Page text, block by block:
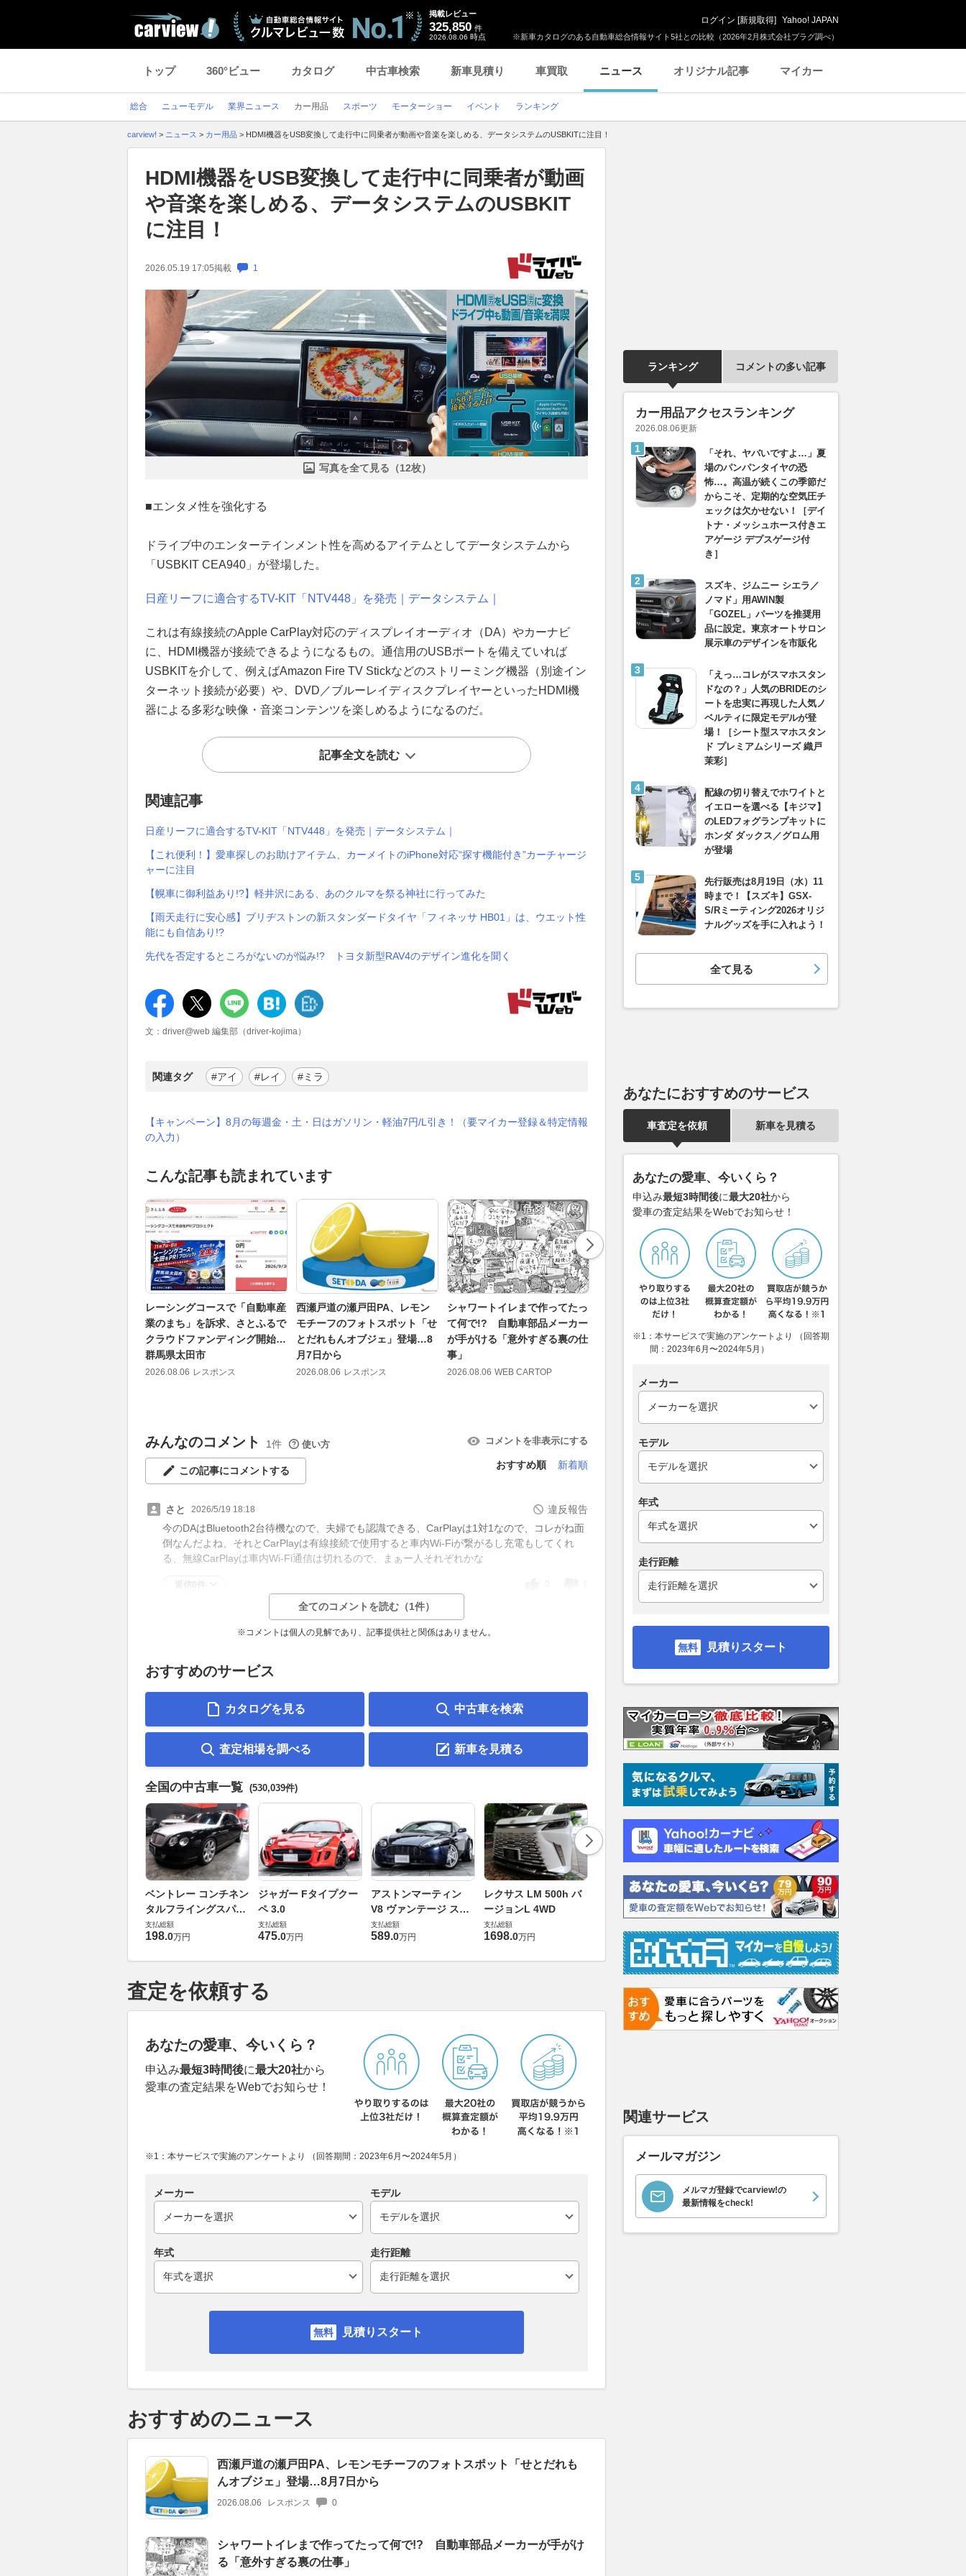
※新車カタログのある自動車総合情報サイト5社との比較（2026年2月株式会社プラグ調べ）
掲載レビュー
325,850 件
2026.08.06 時点
ログイン [新規取得] Yahoo! JAPAN
トップ 360°ビュー カタログ 中古車検索 新車見積り 車買取 ニュース オリジナル記事 マイカー
総合 ニューモデル 業界ニュース カー用品 スポーツ モーターショー イベント ランキング
carview! > ニュース > カー用品 > HDMI機器をUSB変換して走行中に同乗者が動画や音楽を楽しめる、データシステムのUSBKITに注目！
HDMI機器をUSB変換して走行中に同乗者が動画
や音楽を楽しめる、データシステムのUSBKIT
に注目！
2026.05.19 17:05掲載 1
写真を全て見る（12枚）
■エンタメ性を強化する
ドライブ中のエンターテインメント性を高めるアイテムとしてデータシステムから
「USBKIT CEA940」が登場した。
日産リーフに適合するTV-KIT「NTV448」を発売｜データシステム｜
これは有線接続のApple CarPlay対応のディスプレイオーディオ（DA）やカーナビ
に、HDMI機器が接続できるようになるもの。通信用のUSBポートを備えていれば
USBKITを介して、例えばAmazon Fire TV Stickなどのストリーミング機器（別途イン
ターネット接続が必要）や、DVD／ブルーレイディスクプレイヤーといったHDMI機
器による多彩な映像・音楽コンテンツを楽しめるようになるのだ。
記事全文を読む
関連記事
日産リーフに適合するTV-KIT「NTV448」を発売｜データシステム｜
【これ便利！】愛車探しのお助けアイテム、カーメイトのiPhone対応“探す機能付き”カーチャージ
ャーに注目
【幌車に御利益あり!?】軽井沢にある、あのクルマを祭る神社に行ってみた
【雨天走行に安心感】ブリヂストンの新スタンダードタイヤ「フィネッサ HB01」は、ウエット性
能にも自信あり!?
先代を否定するところがないのが悩み!? トヨタ新型RAV4のデザイン進化を聞く
文：driver@web 編集部（driver-kojima）
関連タグ #アイ #レイ #ミラ
【キャンペーン】8月の毎週金・土・日はガソリン・軽油7円/L引き！（要マイカー登録＆特定情報
の入力）
こんな記事も読まれています
レーシングコースで「自動車産
業のまち」を訴求、さとふるで
クラウドファンディング開始…
群馬県太田市
2026.08.06 レスポンス
西瀬戸道の瀬戸田PA、レモン
モチーフのフォトスポット「せ
とだれもんオブジェ」登場…8
月7日から
2026.08.06 レスポンス
シャワートイレまで作ってたっ
て何で!? 自動車部品メーカー
が手がける「意外すぎる裏の仕
事」
2026.08.06 WEB CARTOP
キャデラックF1の抱える課題
果で劣る現状に「開発プロセス
を確立しなきゃ」
運転支援や安全装備が充実する
しろ「上手」「下手」の差がク
ッキリする可能性大！
みんなのコメント 1件 使い方 コメントを非表示にする
この記事にコメントする
おすすめ順 新着順
さと 2026/5/19 18:18
違反報告
今のDAはBluetooth2台待機なので、夫婦でも認識できる、CarPlayは1対1なので、コレがね面
倒なんだよね、それとCarPlayは有線接続で使用すると車内Wi-Fiが繋がるし充電もしてくれ
る、無線CarPlayは車内Wi-Fi通信は切れるので、まぁー人それぞれかな
返信0件
全てのコメントを読む（1件）
※コメントは個人の見解であり、記事提供社と関係はありません。
おすすめのサービス
カタログを見る 中古車を検索
査定相場を調べる 新車を見積る
全国の中古車一覧 (530,039件)
ベントレー コンチネン
タルフライングスパー
6.0 4WD
支払総額
198.0万円
ジャガー Fタイプクー
ペ 3.0
支払総額
475.0万円
アストンマーティン
V8 ヴァンテージ スポ
ーツシフト
支払総額
589.0万円
レクサス LM 500h バ
ージョンL 4WD
支払総額
1698.0万円
ロールスロイス ゴース
ト ロールスロイス ゴ
ースト(第1世代 / RR4)
支払総額
1万円
ホンダ NSX 3.0
支払総額
898.0万円
日産 エルグランド 3.5
VIP パワーシートパッ
ケージ
支払総額
684
査定を依頼する
あなたの愛車、今いくら？
申込み最短3時間後に最大20社から
愛車の査定結果をWebでお知らせ！
※1：本サービスで実施のアンケートより （回答期間：2023年6月〜2024年5月）
メーカー モデル
年式 走行距離
見積りスタート
おすすめのニュース
西瀬戸道の瀬戸田PA、レモンモチーフのフォトスポット「せとだれも
んオブジェ」登場…8月7日から
2026.08.06 レスポンス 0
シャワートイレまで作ってたって何で!? 自動車部品メーカーが手がけ
る「意外すぎる裏の仕事」
ランキング コメントの多い記事
カー用品アクセスランキング
2026.08.06更新
「それ、ヤバいですよ…」夏
場のパンパンタイヤの恐
怖…。高温が続くこの季節だ
からこそ、定期的な空気圧チ
ェックは欠かせない！［デイ
トナ・メッシュホース付きエ
アゲージ デプスゲージ付
き］
スズキ、ジムニー シエラ／
ノマド」用AWIN製
「GOZEL」パーツを推奨用
品に設定。東京オートサロン
展示車のデザインを市販化
「えっ…コレがスマホスタン
ドなの？」人気のBRIDEのシ
ートを忠実に再現した人気ノ
ベルティに限定モデルが登
場！［シート型スマホスタン
ド プレミアムシリーズ 織戸
茉彩］
配線の切り替えでホワイトと
イエローを選べる【キジマ】
のLEDフォグランプキットに
ホンダ ダックス／グロム用
が登場
先行販売は8月19日（水）11
時まで！【スズキ】GSX-
S/Rミーティング2026オリジ
ナルグッズを手に入れよう！
全て見る
あなたにおすすめのサービス
車査定を依頼 新車を見積る
あなたの愛車、今いくら？
申込み最短3時間後に最大20社から
愛車の査定結果をWebでお知らせ！
※1：本サービスで実施のアンケートより （回答期
間：2023年6月〜2024年5月）
メーカー
モデル
年式
走行距離
見積りスタート
関連サービス
メールマガジン
メルマガ登録でcarview!の
最新情報をcheck!